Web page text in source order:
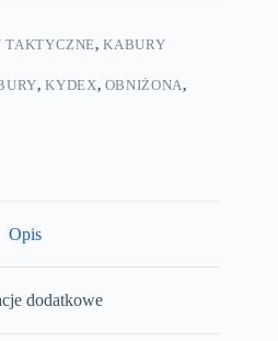
TAKTYCZNE,KABURY
,KYDEX, OBNIŻONA,
Opis
dodatkowe